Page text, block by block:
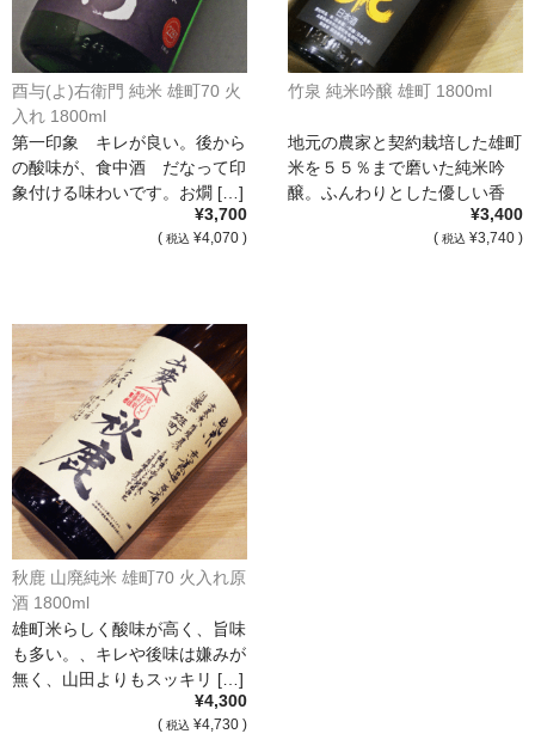
Marcel Lapierre（ﾏﾙｾﾙ・ﾗﾋﾟｴｰﾙ）
Philippe Jambon（ﾌｨﾘｯﾌﾟ･ｼﾞｬﾝﾎﾞﾝ）
Roblet Monnot（ﾛﾌﾞﾚ･ﾓﾉ）
France Cotes du Rhone /ﾌﾗﾝｽ･ｺｰﾄ･ﾃﾞｭ･ﾛｰﾇ
Les Vignerons d’Estezargues（ｴｽﾃｻﾞﾙｸﾞ協同組合）
Castelmaure（ｶｽtｨﾓｰﾙ協同組合）
Mas Bres（ﾏｽ･ﾌﾞﾚｽ）
France Loire/ﾌﾗﾝｽ・ﾛﾜｰﾙ
Domaine des Bois Lucas（ﾄﾞﾒｰﾇ･ﾃﾞ･ﾎﾞｱ･ﾙｶ）
Italia/ｲｱﾀﾘｱ
Abruzzo/ｱﾌﾞﾙｯﾂｫ州
Fabulas（ﾌｧﾋﾞｭﾗｽ）
United States of America / ｱﾒﾘｶ合衆国
酉与(よ)右衛門 純米 雄町70 火
入れ 1800ml
第一印象 キレが良い。後から
の酸味が、食中酒 だなって印
象付ける味わいです。お燗 […]
¥3,700
( 税込 ¥4,070 )
竹泉 純米吟醸 雄町 1800ml
地元の農家と契約栽培した雄町
米を５５％まで磨いた純米吟
醸。ふんわりとした優しい香
¥3,400
( 税込 ¥3,740 )
秋鹿 山廃純米 雄町70 火入れ原
酒 1800ml
雄町米らしく酸味が高く、旨味
も多い。、キレや後味は嫌みが
無く、山田よりもスッキリ […]
¥4,300
( 税込 ¥4,730 )